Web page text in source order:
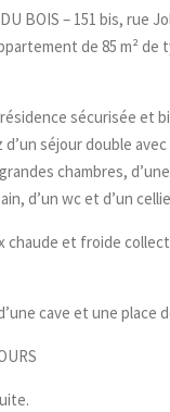
DU BOIS – 151 bis, rue
de 85 m² de
sécurisée et
séjour double
chambres,
d’un wc et d’un
chaude et froide
cave et une place